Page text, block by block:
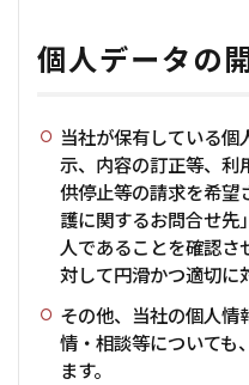
個人データの
当社が保有している
示、内容の訂正等、利
供停止等の請求を希望
護に関するお問合せ先
人であることを確認さ
対して円滑かつ適切に
その他、当社の個人情
情・相談等についても
ます。